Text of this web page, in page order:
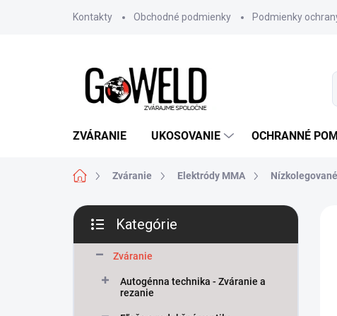
Kontakty
Obchodné podmienky Podmienky
ZVÁRANIE UKOSOVANIE OCHRANNÉ
DomovZváranie Elektródy MMA
Bočný panel
Preskočiť kategórie
Kategórie
Zváranie
Autogénna technika - Zváranie a
rezanie